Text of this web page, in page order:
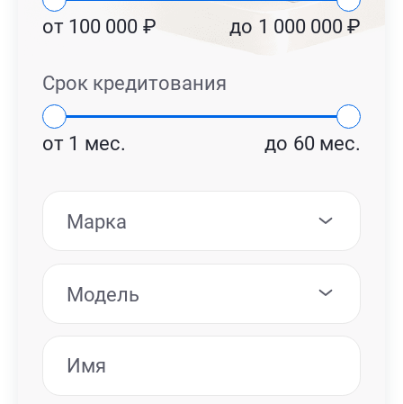
от 100 000 ₽ до 1 000 000 ₽
Срок кредитования
от 1 мес. до 60 мес.
Марка
Модель